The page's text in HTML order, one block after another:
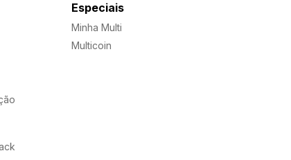
Especiais
Minha Multi
Multicoin